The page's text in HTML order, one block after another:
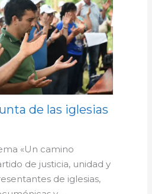
de las iglesias
«Un camino
de justicia, unidad y
de iglesias,